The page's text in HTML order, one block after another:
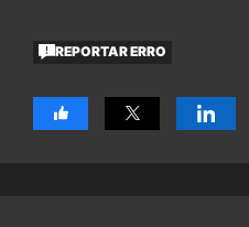
REPORTAR ERRO